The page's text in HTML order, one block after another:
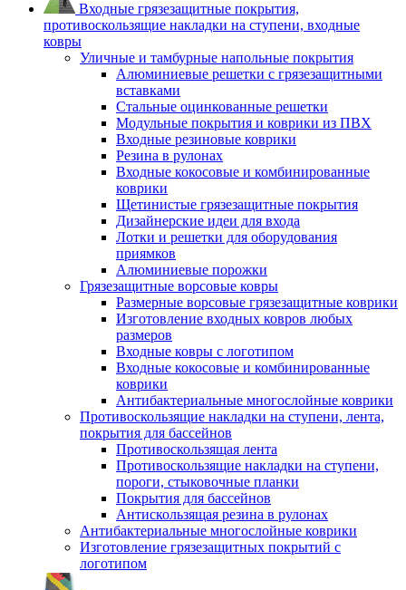
Входные грязезащитные покрытия,
противоскользящие накладки на ступени, входные
ковры
Уличные и тамбурные напольные покрытия
Алюминиевые решетки с грязезащитными
вставками
Стальные оцинкованные решетки
Модульные покрытия и коврики из ПВХ
Входные резиновые коврики
Резина в рулонах
Входные кокосовые и комбинированные
коврики
Щетинистые грязезащитные покрытия
Дизайнерские идеи для входа
Лотки и решетки для оборудования
приямков
Алюминиевые порожки
Грязезащитные ворсовые ковры
Размерные ворсовые грязезащитные коврики
Изготовление входных ковров любых
размеров
Входные ковры с логотипом
Входные кокосовые и комбинированные
коврики
Антибактериальные многослойные коврики
Противоскользящие накладки на ступени, лента,
покрытия для бассейнов
Противоскользящая лента
Противоскользящие накладки на ступени,
пороги, стыковочные планки
Покрытия для бассейнов
Антискользящая резина в рулонах
Антибактериальные многослойные коврики
Изготовление грязезащитных покрытий с
логотипом